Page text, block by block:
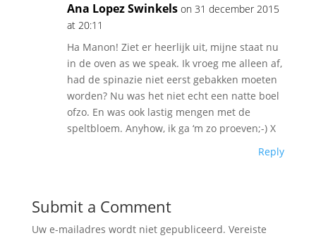
Ana Lopez Swinkels on 31 december 2015
at 20:11
Ha Manon! Ziet er heerlijk uit, mijne staat nu
in de oven as we speak. Ik vroeg me alleen af,
had de spinazie niet eerst gebakken moeten
worden? Nu was het niet echt een natte boel
ofzo. En was ook lastig mengen met de
speltbloem. Anyhow, ik ga ‘m zo proeven;-) X
Reply
Submit a Comment
Uw e-mailadres wordt niet gepubliceerd. Vereiste